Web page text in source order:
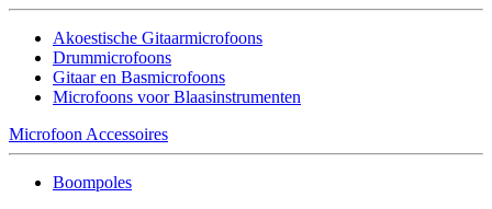
Akoestische Gitaarmicrofoons
Drummicrofoons
Gitaar en Basmicrofoons
Microfoons voor Blaasinstrumenten
Microfoon Accessoires
Boompoles